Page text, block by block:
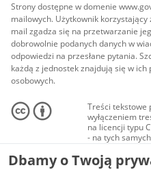
Strony dostępne w domenie
mailowych. Użytkownik
mail zgadza się na przetwarzanie
dobrowolnie podanych danych w
odpowiedzi na przesłane pytania.
każdą z jednostek znajdują się w
osobowych.
Treści tekstowe
wyłączeniem
na licencji typu
- na tych
Materiały
audio i wideo,
Dbamy o Twoją